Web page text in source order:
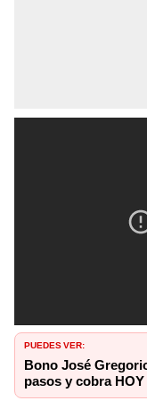
PUEDES VER:
Bono José
pasos y cobra